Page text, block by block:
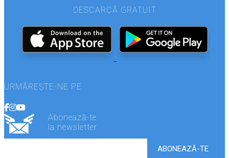
DESCARCĂ GRATUIT
URMĂREȘTE-NE PE
Abonează-te
la newsletter